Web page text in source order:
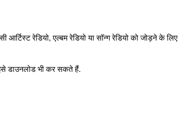
आर्टिस्ट रेडियो, एल्बम रेडियो या सॉन्ग रेडियो को जोड़ने के लिए
डाउनलोड भी कर सकते हैं.